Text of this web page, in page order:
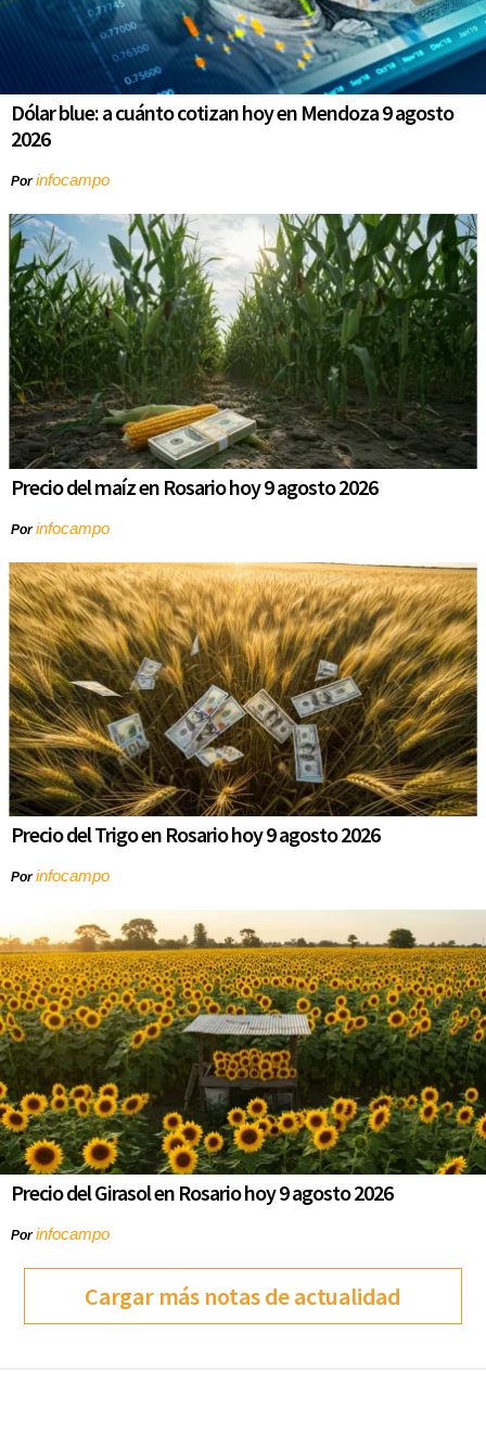
Dólar blue: a cuánto cotizan hoy en Mendoza 9 agosto
2026
Porinfocampo
Precio del maíz en Rosario hoy 9 agosto 2026
Porinfocampo
Precio del Trigo en Rosario hoy 9 agosto 2026
Porinfocampo
Precio del Girasol en Rosario hoy 9 agosto 2026
Porinfocampo
Cargar más notas de actualidad